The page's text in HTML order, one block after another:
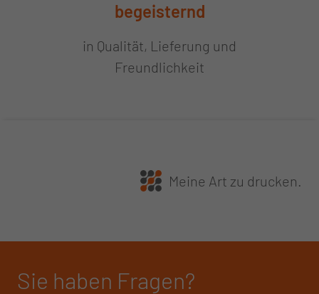
begeisternd
in Qualität, Lieferung und
Freundlichkeit
Meine Art zu drucken.
Sie haben Fragen?